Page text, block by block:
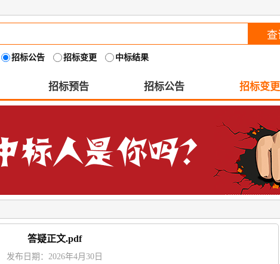
招标公告 招标变更 中标结果
招标预告 招标公告 招标变更
答疑正文.pdf
发布日期：2026年4月30日